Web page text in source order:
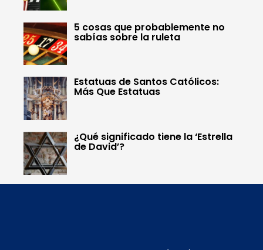
5 cosas que probablemente no
sabías sobre la ruleta
Estatuas de Santos Católicos:
Más Que Estatuas
¿Qué significado tiene la ‘Estrella
de David’?